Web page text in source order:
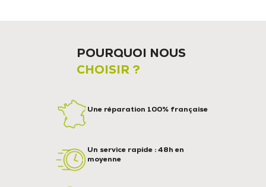
POURQUOI NOUS
CHOISIR ?
Une réparation 100% française
Un service rapide : 48h en
moyenne